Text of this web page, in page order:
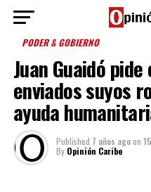
PODER & GOBIERNO
Juan Guaidó
enviados suyos
ayuda
Published 7 años agoon
By Opinión Caribe